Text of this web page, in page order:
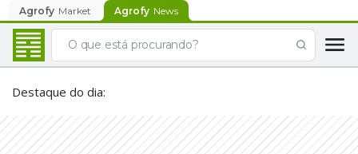
Agrofy Market Agrofy News
Destaque do dia: